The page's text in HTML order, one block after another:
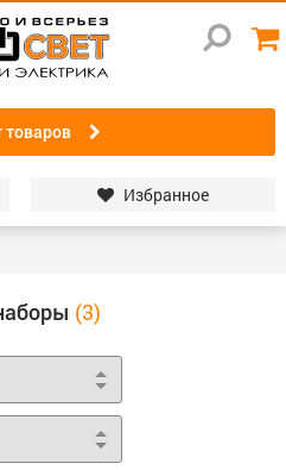
товаров
Избранное